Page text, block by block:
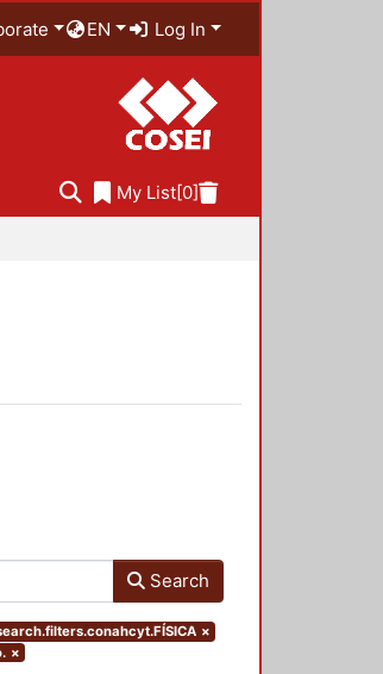
EN Log In
My List[0]
Search
×
×